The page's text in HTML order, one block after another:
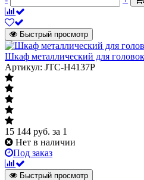
Быстрый просмотр
Шкаф металлический для
Артикул: JTC-H4137P
15 144 руб. за 1
Нет в наличии
Под заказ
Быстрый просмотр